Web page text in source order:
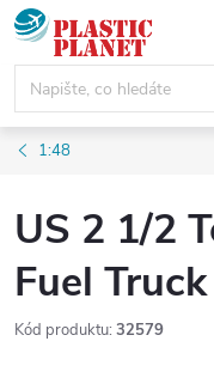
Přejít
na
obsah
1:48
US 2 1/2
Fuel Truck
Kód produktu: 32579